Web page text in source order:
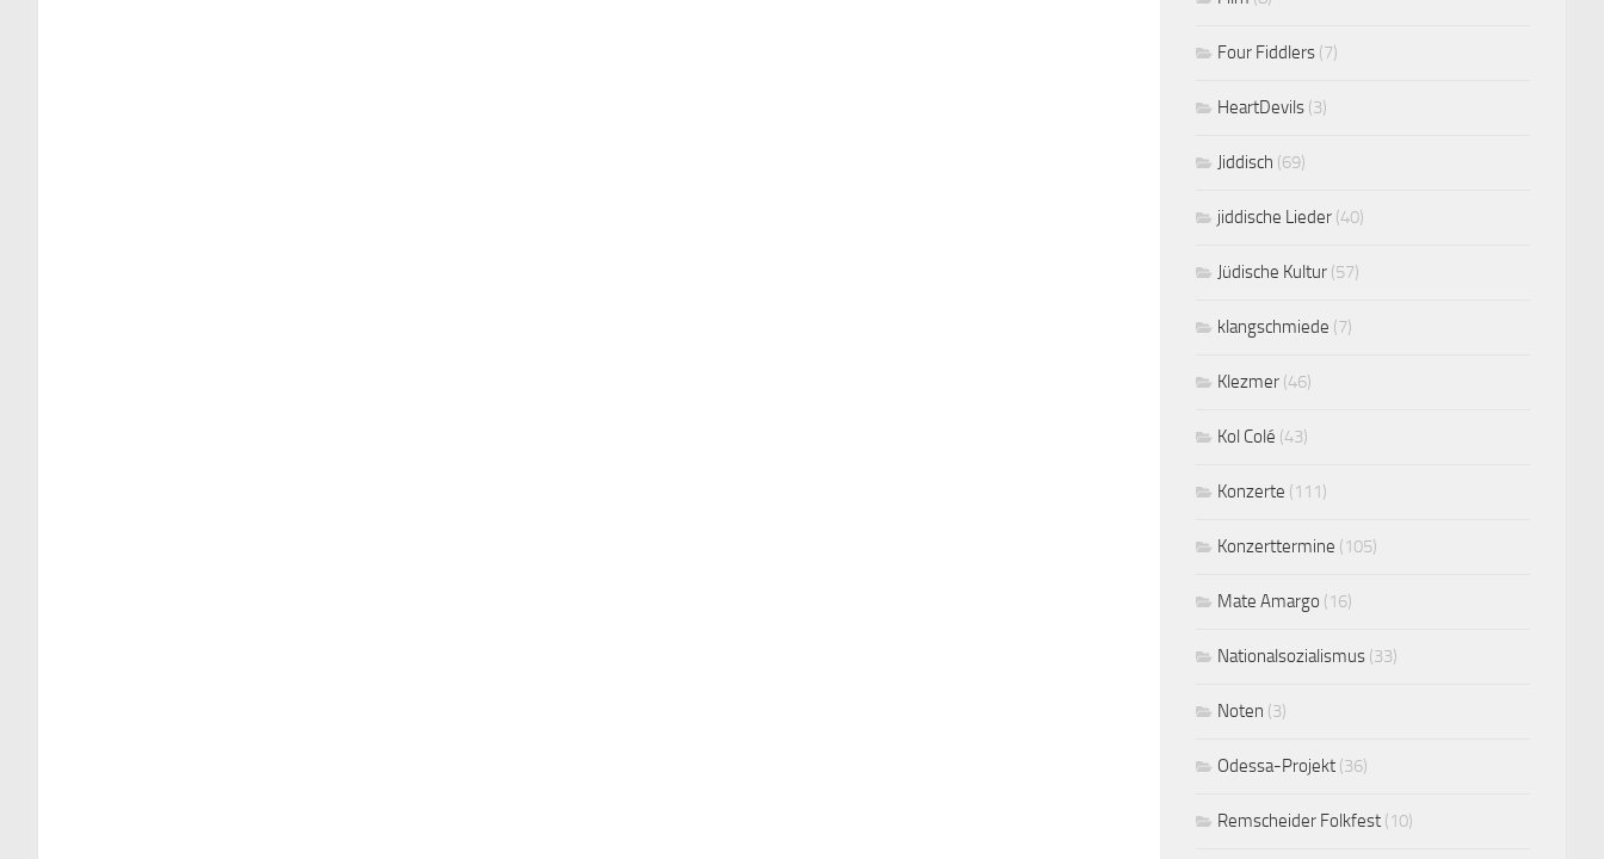
Four Fiddlers (7)
HeartDevils (3)
Jiddisch (69)
jiddische Lieder (40)
Jüdische Kultur (57)
klangschmiede (7)
Klezmer (46)
Kol Colé (43)
Konzerte (111)
Konzerttermine (105)
Mate Amargo (16)
Nationalsozialismus (33)
Noten (3)
Odessa-Projekt (36)
Remscheider Folkfest (10)